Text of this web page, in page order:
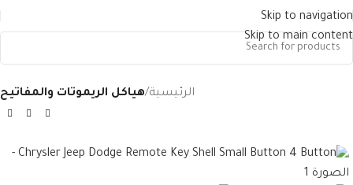
Skip to navigation
Skip to main content
الرئيسية هياكل الريموتات والمفاتيح